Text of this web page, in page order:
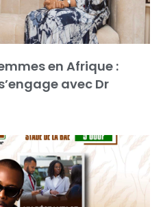
en Afrique :
s’engage avec Dr